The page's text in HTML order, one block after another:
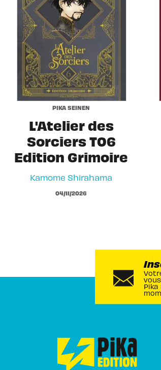
PIKA SEINEN
L'Atelier des
Sorciers T06
Edition Grimoire
Kamome Shirahama
04/11/2026